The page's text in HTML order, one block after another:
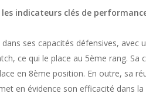
indicateurs clés de
ses capacités défensives,
ce qui le place au 5ème rang.
en 8ème position. En outre, sa
en évidence son efficacité dans